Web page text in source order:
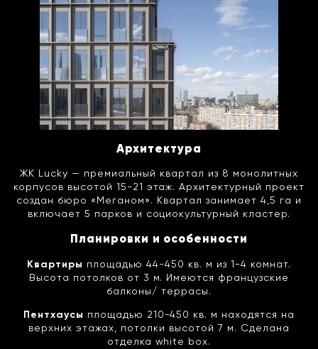
Архитектура
ЖК Lucky — премиальный квартал из 8 монолитных
корпусов высотой 15-21 этаж. Архитектурный проект
создан бюро «Меганом». Квартал занимает 4,5 га и
включает 5 парков и cоциокультурный кластер.
Планировки и особенности
Квартиры площадью 44-450 кв. м из 1-4 комнат.
Высота потолков от 3 м. Имеются французские
балконы/ террасы.
Пентхаусы площадью 210-450 кв. м находятся на
верхних этажах, потолки высотой 7 м. Сделана
отделка white box.